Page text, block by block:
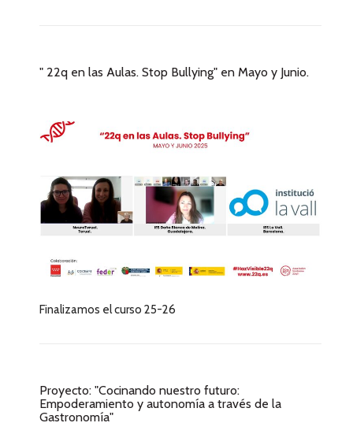
" 22q en las Aulas. Stop Bullying" en Mayo y Junio.
Finalizamos el curso 25-26
Proyecto: "Cocinando nuestro futuro:
Empoderamiento y autonomía a través de la
Gastronomía"